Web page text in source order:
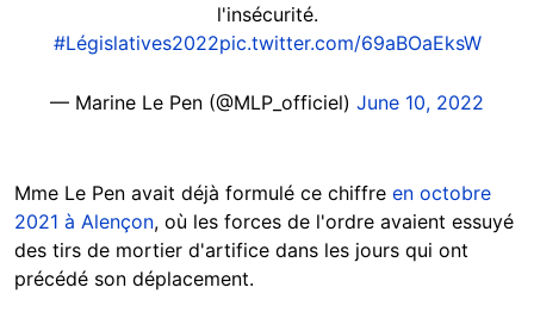
l'insécurité.
#Législatives2022pic.twitter.com/69aBOaEksW
— Marine Le Pen (@MLP_officiel) June 10, 2022
Mme Le Pen avait déjà formulé ce chiffre en octobre
2021 à Alençon, où les forces de l'ordre avaient essuyé
des tirs de mortier d'artifice dans les jours qui ont
précédé son déplacement.